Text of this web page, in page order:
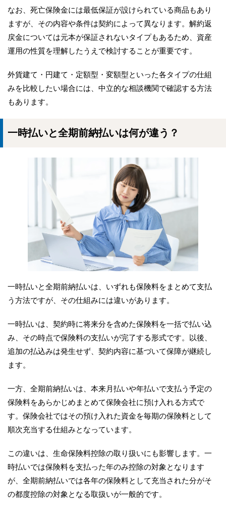
なお、死亡保険金には最低保証が設けられている商品もあり
ますが、その内容や条件は契約によって異なります。解約返
戻金については元本が保証されないタイプもあるため、資産
運用の性質を理解したうえで検討することが重要です。
外貨建て・円建て・定額型・変額型といった各タイプの仕組
みを比較したい場合には、中立的な相談機関で確認する方法
もあります。
一時払いと全期前納払いは何が違う？
一時払いと全期前納払いは、いずれも保険料をまとめて支払
う方法ですが、その仕組みには違いがあります。
一時払いは、契約時に将来分を含めた保険料を一括で払い込
み、その時点で保険料の支払いが完了する形式です。以後、
追加の払込みは発生せず、契約内容に基づいて保障が継続し
ます。
一方、全期前納払いは、本来月払いや年払いで支払う予定の
保険料をあらかじめまとめて保険会社に預け入れる方式で
す。保険会社ではその預け入れた資金を毎期の保険料として
順次充当する仕組みとなっています。
この違いは、生命保険料控除の取り扱いにも影響します。一
時払いでは保険料を支払った年のみ控除の対象となります
が、全期前納払いでは各年の保険料として充当された分がそ
の都度控除の対象となる取扱いが一般的です。